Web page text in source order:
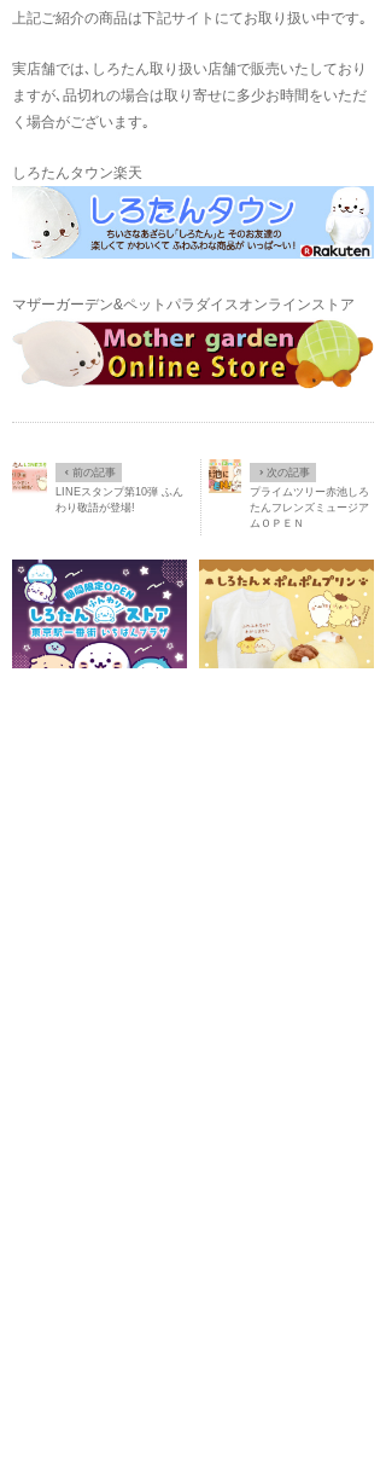
上記ご紹介の商品は下記サイトにてお取り扱い中です｡
実店舗では､しろたん取り扱い店舗で販売いたしており
ますが､品切れの場合は取り寄せに多少お時間をいただ
く場合がございます｡
しろたんタウン楽天
マザーガーデン&ペットパラダイスオンラインストア
Ô 前の記事
LINEスタンプ第10弾 ふん
わり敬語が登場!
× 次の記事
プライムツリー赤池しろ
たんフレンズミュージア
ムＯＰＥＮ